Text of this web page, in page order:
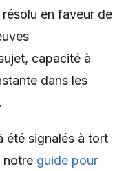
en faveur de
capacité à
dans les
été signalés à tort
notre guide pour